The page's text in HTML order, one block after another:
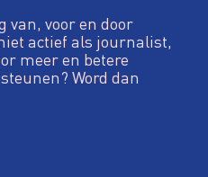
van, voor en door
actief als journalist,
meer en betere
Word dan